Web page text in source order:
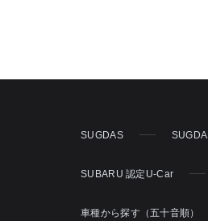
SUGDAS
SUBARU 認定U-Car
車種から探す（五十音順）